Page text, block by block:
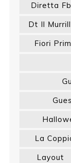
Diretta
Dt Il
Fiori
La
Layout